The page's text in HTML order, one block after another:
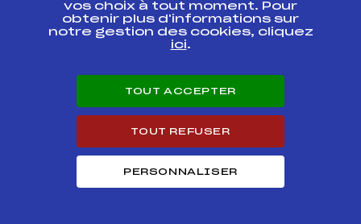
BNAM0141.FFS
SUBARU BIATHLON
SUMMER TOUR JEU
JUN SEN
FFS
CHAMPIONNATS DE
HOMMES
CHAMPIONNATS DE
FRANCE MASS-
START/ JEUN
vos choix à tout moment. Pour
obtenir plus d'informations sur
notre gestion des cookies, cliquez
ici.
TOUT ACCEPTER
TOUT REFUSER
PERSONNALISER